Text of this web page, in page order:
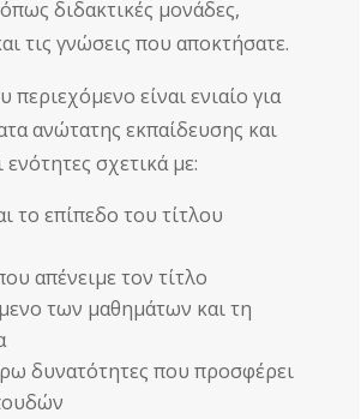
διδακτικές μονάδες,
τις γνώσεις που αποκτήσατε.
περιεχόμενο είναι ενιαίο για
ανώτατης εκπαίδευσης και
ενότητες σχετικά με:
το επίπεδο του τίτλου
απένειμε τον τίτλο
των μαθημάτων και τη
δυνατότητες που προσφέρει